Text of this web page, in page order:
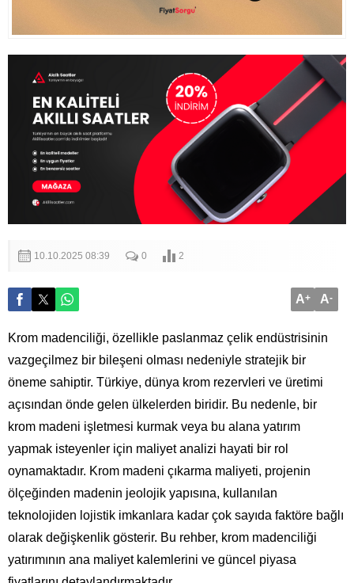
10.10.2025 08:39 0 2
A+ A-
Krom madenciliği, özellikle paslanmaz çelik endüstrisinin
vazgeçilmez bir bileşeni olması nedeniyle stratejik bir
öneme sahiptir. Türkiye, dünya krom rezervleri ve üretimi
açısından önde gelen ülkelerden biridir. Bu nedenle, bir
krom madeni işletmesi kurmak veya bu alana yatırım
yapmak isteyenler için maliyet analizi hayati bir rol
oynamaktadır. Krom madeni çıkarma maliyeti, projenin
ölçeğinden madenin jeolojik yapısına, kullanılan
teknolojiden lojistik imkanlara kadar çok sayıda faktöre bağlı
olarak değişkenlik gösterir. Bu rehber, krom madenciliği
yatırımının ana maliyet kalemlerini ve güncel piyasa